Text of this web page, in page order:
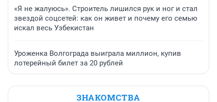
«Я не жалуюсь». Строитель лишился рук и ног и стал
звездой соцсетей: как он живет и почему его семью
искал весь Узбекистан
Уроженка Волгограда выиграла миллион, купив
лотерейный билет за 20 рублей
ЗНАКОМСТВА